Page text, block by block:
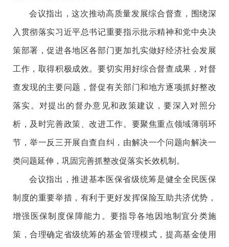
会议指出，这次推动高质量发展综合督查，围绕深
入贯彻落实习近平总书记重要指示批示精神和党中央决
策部署，促进各地区各部门更加扎实做好经济社会发展
工作，取得积极成效。要切实用好综合督查成果，对督
查发现的主要问题，督促有关部门和地方逐项抓好整改
落实。对提出的督办意见和政策建议，要深入对照分
析，及时完善政策、改进工作。要聚焦重点领域薄弱环
节，举一反三开展自查自纠，由解决一个问题向解决一
类问题延伸，巩固完善抓整改促落实长效机制。
会议指出，推进基本医保省级统筹是健全全民医保
制度的重要举措，有利于更好发挥保险互助共济优势，
增强医保制度保障能力。要指导各地因地制宜分类施
策，合理确定省级统筹的基金管理模式，提高基金使用